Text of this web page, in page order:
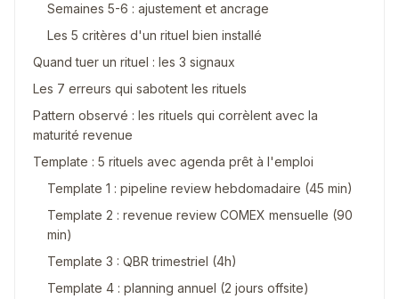
Semaines 5-6 : ajustement et ancrage
Les 5 critères d'un rituel bien installé
Quand tuer un rituel : les 3 signaux
Les 7 erreurs qui sabotent les rituels
Pattern observé : les rituels qui corrèlent avec la
maturité revenue
Template : 5 rituels avec agenda prêt à l'emploi
Template 1 : pipeline review hebdomadaire (45 min)
Template 2 : revenue review COMEX mensuelle (90
min)
Template 3 : QBR trimestriel (4h)
Template 4 : planning annuel (2 jours offsite)